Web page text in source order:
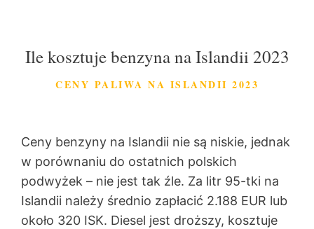
Ile kosztuje benzyna na Islandii 2023
CENY PALIWA NA ISLANDII 2023
Ceny benzyny na Islandii nie są niskie, jednak
w porównaniu do ostatnich polskich
podwyżek – nie jest tak źle. Za litr 95-tki na
Islandii należy średnio zapłacić 2.188 EUR lub
około 320 ISK. Diesel jest droższy, kosztuje